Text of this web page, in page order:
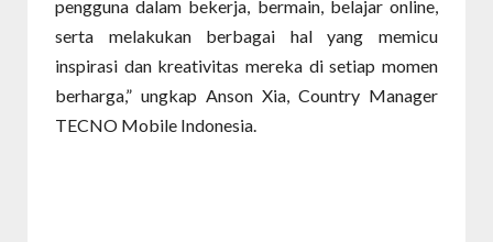
pengguna dalam bekerja, bermain, belajar online,
serta melakukan berbagai hal yang memicu
inspirasi dan kreativitas mereka di setiap momen
berharga,” ungkap Anson Xia, Country Manager
TECNO Mobile Indonesia.